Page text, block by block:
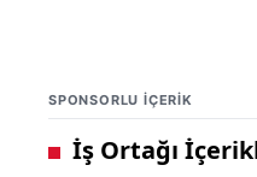
Yoğun kar
amacıyla sahaya
açmak için tüm
bölgelerde
SPONSORLU IÇERIK